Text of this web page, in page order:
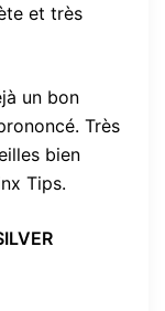
et très
un bon
Très
bien
Tips.